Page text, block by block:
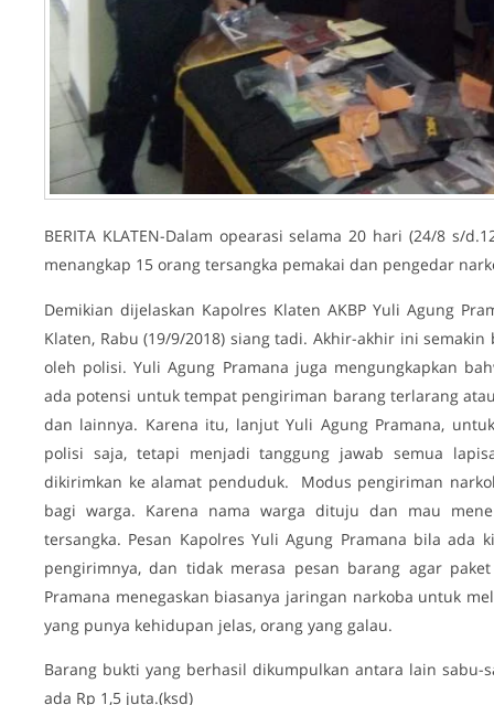
BERITA KLATEN-Dalam opearasi selama 20 hari (24/8 s/
menangkap 15 orang tersangka pemakai dan pengedar
Demikian dijelaskan Kapolres Klaten AKBP Yuli Agung
Klaten, Rabu (19/9/2018) siang tadi. Akhir-akhir ini
oleh polisi. Yuli Agung Pramana juga mengungkapkan
ada potensi untuk tempat pengiriman barang terlarang
dan lainnya. Karena itu, lanjut Yuli Agung Pramana,
polisi saja, tetapi menjadi tanggung jawab semua
dikirimkan ke alamat penduduk. Modus pengiriman
bagi warga. Karena nama warga dituju dan mau
tersangka. Pesan Kapolres Yuli Agung Pramana bila
pengirimnya, dan tidak merasa pesan barang agar
Pramana menegaskan biasanya jaringan narkoba untuk
yang punya kehidupan jelas, orang yang galau.
Barang bukti yang berhasil dikumpulkan antara lain
ada Rp 1,5 juta.(ksd)